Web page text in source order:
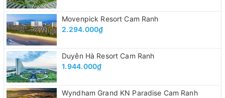
Movenpick Resort Cam Ranh
2.294.000₫
Duyên Hà Resort Cam Ranh
1.944.000₫
Wyndham Grand KN Paradise Cam Ranh